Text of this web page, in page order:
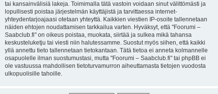
tai kansainvälisiä lakeja. Toimimalla tätä vastoin voidaan sinut välittömästi ja
lopullisesti poistaa järjestelmän käyttäjistä ja tarvittaessa internet-
yhteydentarjoajaasi otetaan yhteyttä. Kaikkien viestien IP-osoite tallennetaan
näiden ehtojen noudattamisen tarkkailua varten. Hyväksyt, että "Foorumi –
Saabclub.fi" on oikeus poistaa, muokata, siirtää ja sulkea mikä tahansa
keskusteluketju tai viesti niin halutessamme. Suostut myös siihen, että kaikki
yllä annettu tieto tallennetaan tietokantaan. Tätä tietoa ei anneta kolmannelle
osapuolelle ilman suostumustasi, mutta "Foorumi – Saabclub.fi" tai phpBB ei
ole vastuussa mahdollisen tietoturvamurron aiheuttamasta tietojen vuodosta
ulkopuolisille tahoille.